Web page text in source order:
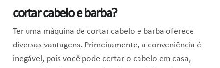
cortar cabelo e barba?
Ter uma máquina de cortar cabelo e barba oferece
diversas vantagens. Primeiramente, a conveniência é
inegável, pois você pode cortar o cabelo em casa,